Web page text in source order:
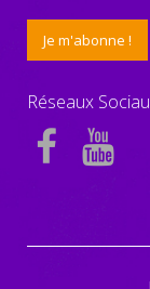
Réseaux